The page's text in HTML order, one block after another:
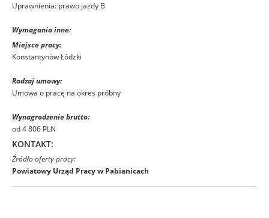
Uprawnienia: prawo jazdy B
Wymagania inne:
Miejsce pracy:
Konstantynów Łódzki
Rodzaj umowy:
Umowa o pracę na okres próbny
Wynagrodzenie brutto:
od 4 806 PLN
KONTAKT:
Źródło oferty pracy:
Powiatowy Urząd Pracy w Pabianicach